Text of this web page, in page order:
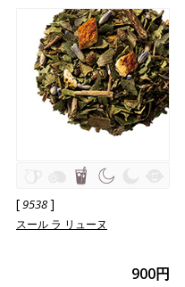
[9538]
スール ラ リューヌ
900円